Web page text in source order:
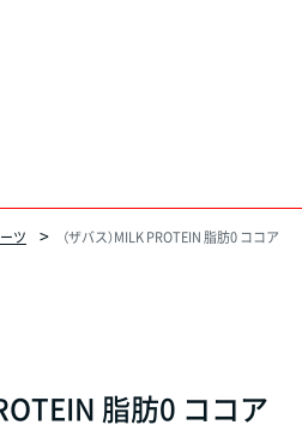
ツ
（ザバス）MILK PROTEIN 脂肪0 ココア
脂肪0 ココア